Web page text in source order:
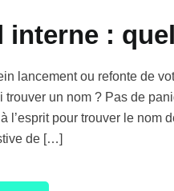
interne :
lancement ou refonte de
trouver un nom ? Pas de
l’esprit pour trouver le
de […]